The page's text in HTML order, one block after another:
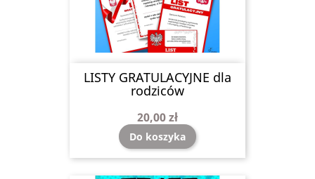
LISTY GRATULACYJNE dla
rodziców
20,00 zł
Do koszyka